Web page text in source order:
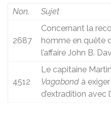
Non. Sujet
2687
Concernant la
homme en quête
l’affaire John B.
4512
Le capitaine
Vagabondà
d’extradition avec